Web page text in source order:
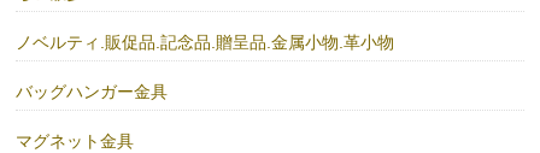
ノベルティ.販促品.記念品.贈呈品.金属小物.革小物
バッグハンガー金具
マグネット金具